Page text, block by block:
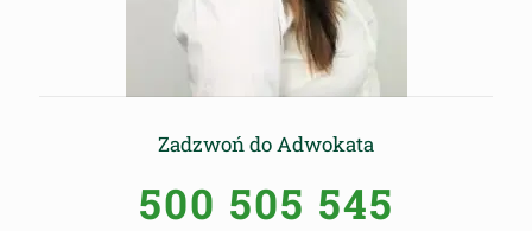
Zadzwoń do Adwokata
500 505 545